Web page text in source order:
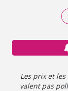
recherché
résidence
Les prix et
valent pas